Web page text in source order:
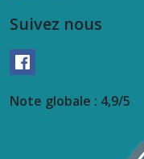
Suivez nous
Note globale : 4,9/5